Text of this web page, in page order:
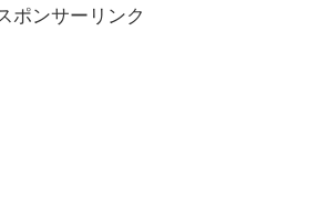
ポンサーリンク